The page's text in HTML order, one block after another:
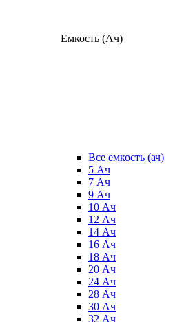
Емкость (Ач)
Все емкость (ач)
5 Ач
7 Ач
9 Ач
10 Ач
12 Ач
14 Ач
16 Ач
18 Ач
20 Ач
24 Ач
28 Ач
30 Ач
32 Ач